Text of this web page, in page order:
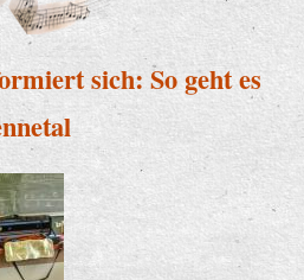
sich: So geht es